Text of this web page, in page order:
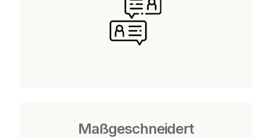
Maßgeschneidert